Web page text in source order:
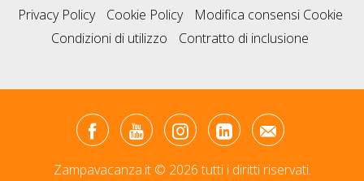
Privacy Policy
Cookie Policy
Modifica consensi Cookie
Condizioni di utilizzo
Contratto di inclusione
Zampavacanza.it © 2026 tutti i diritti riservati.